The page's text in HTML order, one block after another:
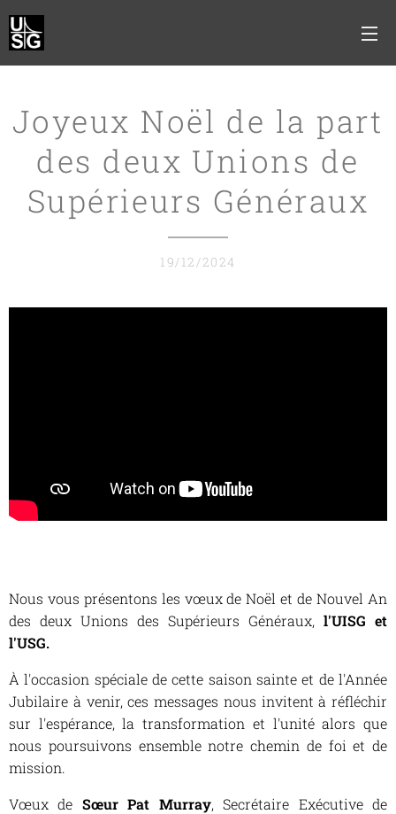
Joyeux Noël de la part
des deux Unions de
Supérieurs Généraux
19/12/2024
Nous vous présentons les vœux de Noël et de Nouvel An
des deux Unions des Supérieurs Généraux, l'UISG et
l'USG.
À l'occasion spéciale de cette saison sainte et de l'Année
Jubilaire à venir, ces messages nous invitent à réfléchir
sur l'espérance, la transformation et l'unité alors que
nous poursuivons ensemble notre chemin de foi et de
mission.
Vœux de Sœur Pat Murray, Secrétaire Exécutive de